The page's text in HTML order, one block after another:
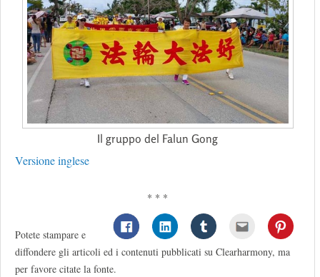
Il gruppo del Falun Gong
Versione inglese
* * *
Potete stampare e
diffondere gli articoli ed i contenuti pubblicati su Clearharmony, ma
per favore citate la fonte.